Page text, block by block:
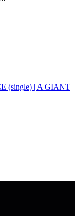
(single) | A GIANT